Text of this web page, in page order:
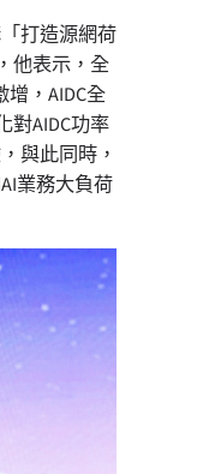
打造源網荷
他表示，全
，AIDC全
對AIDC功率
與此同時，
業務大負荷